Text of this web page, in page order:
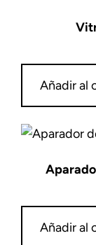
Añadir al
Añadir al